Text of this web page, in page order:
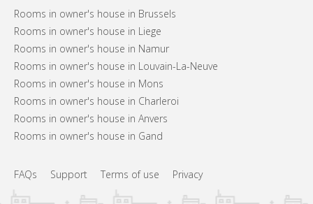
Rooms in owner's house in Brussels
Rooms in owner's house in Liege
Rooms in owner's house in Namur
Rooms in owner's house in Louvain-La-Neuve
Rooms in owner's house in Mons
Rooms in owner's house in Charleroi
Rooms in owner's house in Anvers
Rooms in owner's house in Gand
FAQs Support Terms of use Privacy